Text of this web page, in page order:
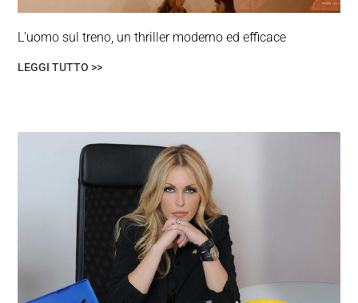
L’uomo sul treno, un thriller moderno ed efficace
LEGGI TUTTO >>